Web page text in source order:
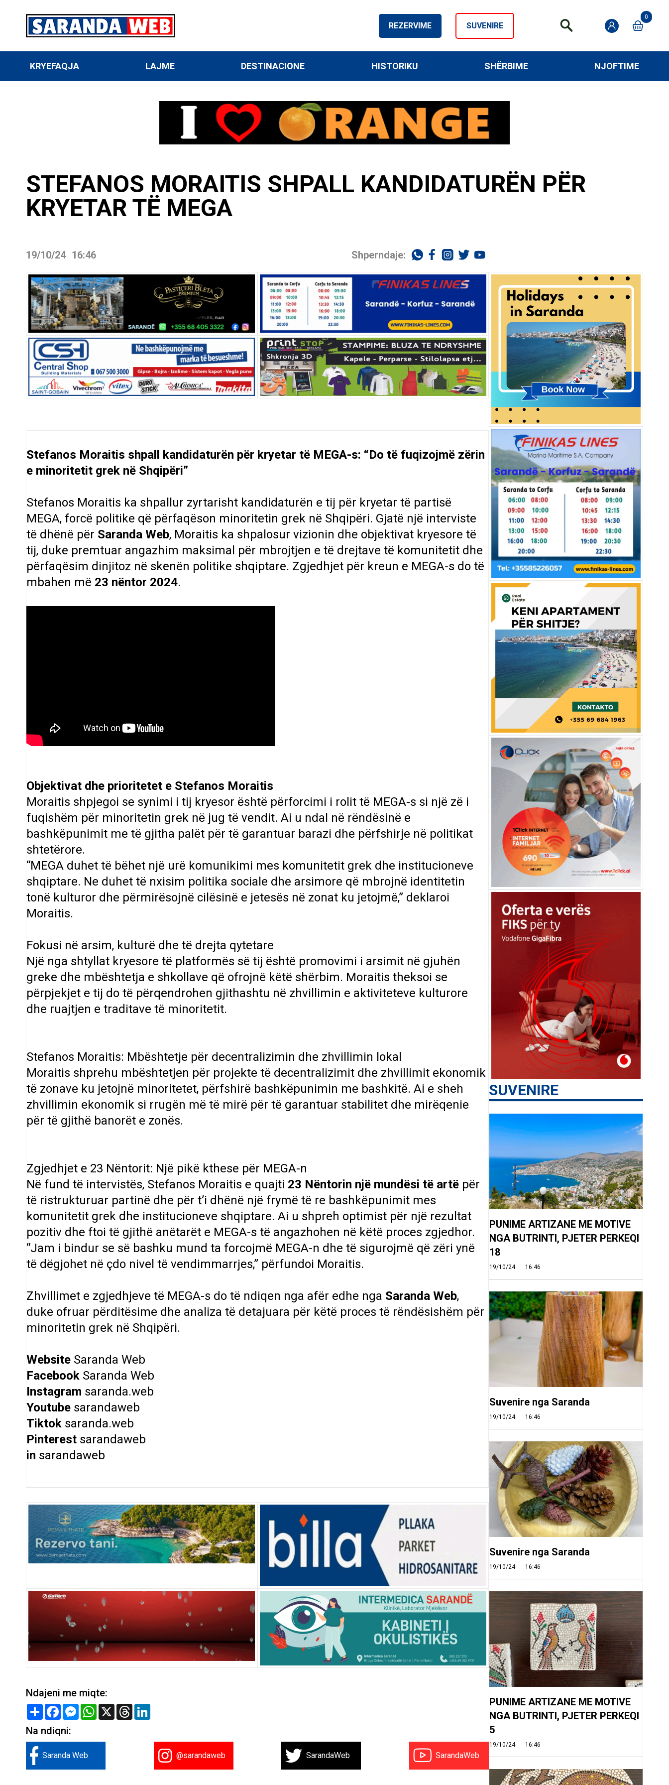
REZERVIME SUVENIRE
0
KRYEFAQJA LAJME DESTINACIONE HISTORIKU SHËRBIME NJOFTIME
STEFANOS MORAITIS SHPALL KANDIDATURËN PËR
KRYETAR TË MEGA
19/10/24 16:46 Shperndaje:
Stefanos Moraitis shpall kandidaturën për kryetar të MEGA-s: “Do të fuqizojmë zërin
e minoritetit grek në Shqipëri”
Stefanos Moraitis ka shpallur zyrtarisht kandidaturën e tij për kryetar të partisë
MEGA, forcë politike që përfaqëson minoritetin grek në Shqipëri. Gjatë një interviste
të dhënë për Saranda Web, Moraitis ka shpalosur vizionin dhe objektivat kryesore të
tij, duke premtuar angazhim maksimal për mbrojtjen e të drejtave të komunitetit dhe
përfaqësim dinjitoz në skenën politike shqiptare. Zgjedhjet për kreun e MEGA-s do të
mbahen më 23 nëntor 2024.
Objektivat dhe prioritetet e Stefanos Moraitis
Moraitis shpjegoi se synimi i tij kryesor është përforcimi i rolit të MEGA-s si një zë i
fuqishëm për minoritetin grek në jug të vendit. Ai u ndal në rëndësinë e
bashkëpunimit me të gjitha palët për të garantuar barazi dhe përfshirje në politikat
shtetërore.
“MEGA duhet të bëhet një urë komunikimi mes komunitetit grek dhe institucioneve
shqiptare. Ne duhet të nxisim politika sociale dhe arsimore që mbrojnë identitetin
tonë kulturor dhe përmirësojnë cilësinë e jetesës në zonat ku jetojmë,” deklaroi
Moraitis.
Fokusi në arsim, kulturë dhe të drejta qytetare
Një nga shtyllat kryesore të platformës së tij është promovimi i arsimit në gjuhën
greke dhe mbështetja e shkollave që ofrojnë këtë shërbim. Moraitis theksoi se
përpjekjet e tij do të përqendrohen gjithashtu në zhvillimin e aktiviteteve kulturore
dhe ruajtjen e traditave të minoritetit.
Stefanos Moraitis: Mbështetje për decentralizimin dhe zhvillimin lokal
Moraitis shprehu mbështetjen për projekte të decentralizimit dhe zhvillimit ekonomik
të zonave ku jetojnë minoritetet, përfshirë bashkëpunimin me bashkitë. Ai e sheh
zhvillimin ekonomik si rrugën më të mirë për të garantuar stabilitet dhe mirëqenie
për të gjithë banorët e zonës.
Zgjedhjet e 23 Nëntorit: Një pikë kthese për MEGA-n
Në fund të intervistës, Stefanos Moraitis e quajti 23 Nëntorin një mundësi të artë për
të ristrukturuar partinë dhe për t’i dhënë një frymë të re bashkëpunimit mes
komunitetit grek dhe institucioneve shqiptare. Ai u shpreh optimist për një rezultat
pozitiv dhe ftoi të gjithë anëtarët e MEGA-s të angazhohen në këtë proces zgjedhor.
“Jam i bindur se së bashku mund ta forcojmë MEGA-n dhe të sigurojmë që zëri ynë
të dëgjohet në çdo nivel të vendimmarrjes,” përfundoi Moraitis.
Zhvillimet e zgjedhjeve të MEGA-s do të ndiqen nga afër edhe nga Saranda Web,
duke ofruar përditësime dhe analiza të detajuara për këtë proces të rëndësishëm për
minoritetin grek në Shqipëri.
Website Saranda Web
Facebook Saranda Web
Instagram saranda.web
Youtube sarandaweb
Tiktok saranda.web
Pinterest sarandaweb
in sarandaweb
Ndajeni me miqte:
Share FacebookMessenger
WhatsApp
X Threads
Na ndiqni:
Saranda Web @sarandaweb SarandaWeb SarandaWeb
SUVENIRE
PUNIME ARTIZANE ME MOTIVE
NGA BUTRINTI, PJETER PERKEQI
18
19/10/24 16:46
Suvenire nga Saranda
19/10/24 16:46
Suvenire nga Saranda
19/10/24 16:46
PUNIME ARTIZANE ME MOTIVE
NGA BUTRINTI, PJETER PERKEQI
5
19/10/24 16:46